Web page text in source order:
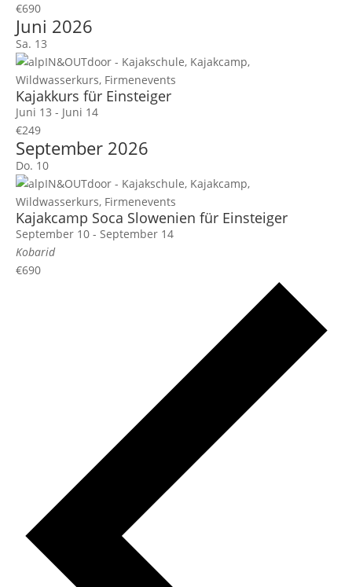
€690
Juni 2026
Sa. 13
Kajakkurs für Einsteiger
Juni 13 - Juni 14
€249
September 2026
Do. 10
Kajakcamp Soca Slowenien für Einsteiger
September 10- September 14
Kobarid
€690